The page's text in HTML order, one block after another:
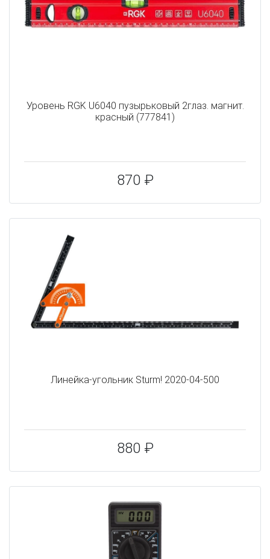
Уровень RGK U6040 пузырьковый 2глаз. магнит.
красный (777841)
870 ₽
Линейка-угольник Sturm! 2020-04-500
880 ₽